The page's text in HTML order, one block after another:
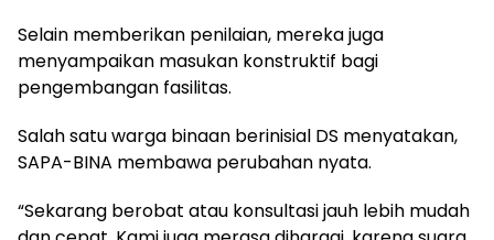
Selain memberikan penilaian, mereka juga
menyampaikan masukan konstruktif bagi
pengembangan fasilitas.
Salah satu warga binaan berinisial DS menyatakan,
SAPA-BINA membawa perubahan nyata.
“Sekarang berobat atau konsultasi jauh lebih mudah